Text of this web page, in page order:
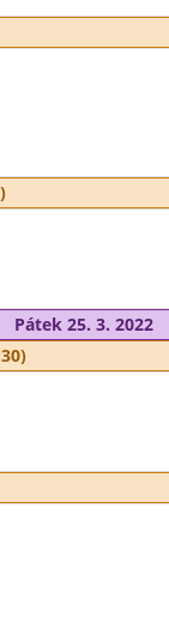
Pátek 25. 3. 2022